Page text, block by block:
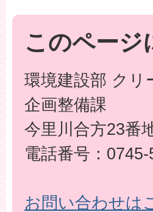
このページ
環境建設部 クリ
企画整備課
今里川合方23番
電話番号：
お問い合わせは